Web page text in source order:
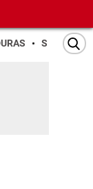
SAN PEDRO